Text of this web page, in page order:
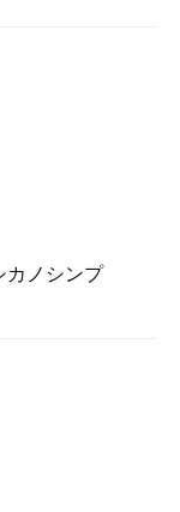
カノシンプ